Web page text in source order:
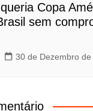
Copa
sem
30 de Dezembro de